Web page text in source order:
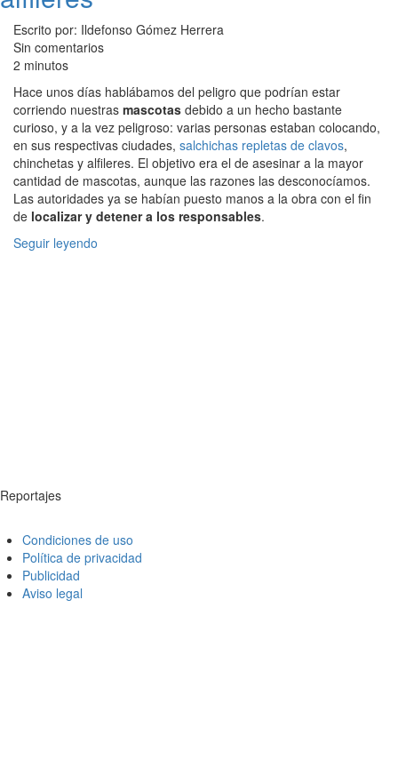
Escrito por: Ildefonso Gómez Herrera
Sin comentarios
2 minutos
Hace unos días hablábamos del peligro que podrían estar
corriendo nuestras mascotas debido a un hecho bastante
curioso, y a la vez peligroso: varias personas estaban colocando,
en sus respectivas ciudades, salchichas repletas de clavos,
chinchetas y alfileres. El objetivo era el de asesinar a la mayor
cantidad de mascotas, aunque las razones las desconocíamos.
Las autoridades ya se habían puesto manos a la obra con el fin
de localizar y detener a los responsables.
Seguir leyendo
Reportajes
Condiciones de uso
Política de privacidad
Publicidad
Aviso legal